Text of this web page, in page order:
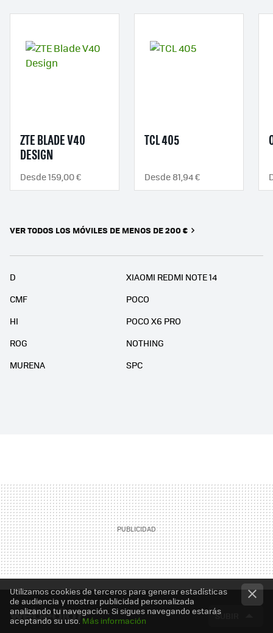
ZTE BLADE V40
DESIGN
Desde 159,00 €
TCL 405
Desde 81,94 €
VER TODOS LOS MÓVILES DE MENOS DE 200 €
D
XIAOMI REDMI NOTE 14
CMF
POCO
HI
POCO X6 PRO
ROG
NOTHING
MURENA
SPC
SUBIR
Utilizamos cookies de terceros para generar estadísticas
de audiencia y mostrar publicidad personalizada
analizando tu navegación. Si sigues navegando estarás
aceptando su uso. Más información